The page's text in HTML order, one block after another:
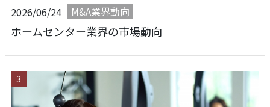
2026/06/24 M&A業界動向
ホームセンター業界の市場動向